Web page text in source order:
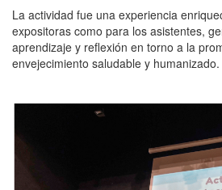
La actividad fue una experiencia
expositoras como para los asistentes,
aprendizaje y reflexión en torno a la
envejecimiento saludable y humanizado.